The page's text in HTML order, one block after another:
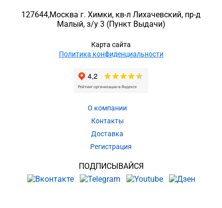
127644,Москва г. Химки, кв-л Лихачевский, пр-д
Малый, з/у 3 (Пункт Выдачи)
Карта сайта
Политика конфиденциальности
О компании
Контакты
Доставка
Регистрация
ПОДПИСЫВАЙСЯ